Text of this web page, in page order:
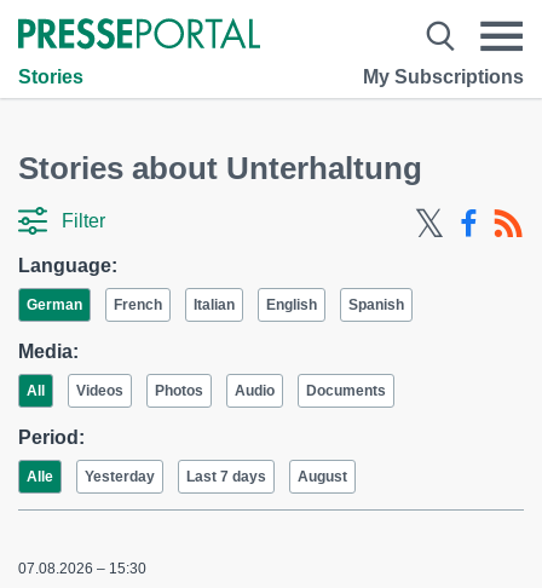
Stories My Subscriptions
Stories about Unterhaltung
Filter
Language:
German French Italian English Spanish
Media:
All Videos Photos Audio Documents
Period:
Alle Yesterday Last 7 days August
07.08.2026 – 15:30